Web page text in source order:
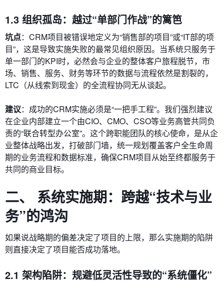
1.3 组织孤岛：越过“单部门作战”的篱笆
坑点：CRM项目被错误地定义为“销售部的项目”或“IT部的项
目”，这是导致实施失败的最常见组织原因。当系统只服务于
单一部门的KPI时，必然会与企业的整体客户旅程脱节，市
场、销售、服务、财务等环节的数据与流程依然是割裂的，
LTC（从线索到现金）的全流程协同无从谈起。
建议：成功的CRM实施必须是“一把手工程”。我们强烈建议
在企业内部建立一个由CIO、CMO、CSO等业务高管共同负
责的“联合转型办公室”。这个跨职能团队的核心使命，是从企
业整体战略出发，打破部门墙，统一规划覆盖客户全生命周
期的业务流程和数据标准，确保CRM项目从始至终都服务于
共同的商业目标。
二、 系统实施期：跨越“技术与业
务”的鸿沟
如果说战略期的偏差决定了项目的上限，那么实施期的陷阱
则直接决定了项目能否成功落地。
2.1 架构陷阱：规避低灵活性导致的“系统僵化”